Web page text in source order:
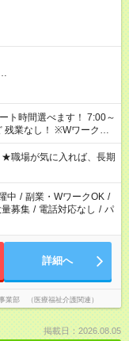
※Wワークの
就業はご案内できませ
社会保険への加入対象
の原則禁止）により、
場合があります
場が気に入れば、長期
中 / 副業・WワークOK /
募集 / 電話対応なし / パ
詳細へ
業部 （医療福祉介護関連）
掲載日：2026.08.05